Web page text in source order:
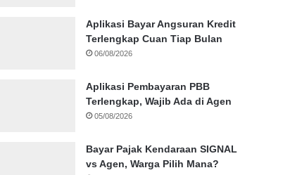
Aplikasi Bayar Angsuran Kredit
Terlengkap Cuan Tiap Bulan
06/08/2026
Aplikasi Pembayaran PBB
Terlengkap, Wajib Ada di Agen
05/08/2026
Bayar Pajak Kendaraan SIGNAL
vs Agen, Warga Pilih Mana?